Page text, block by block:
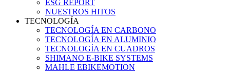
ESG REPORT
NUESTROS HITOS
TECNOLOGÍA
TECNOLOGÍA EN CARBONO
TECNOLOGÍA EN ALUMINIO
TECNOLOGÍA EN CUADROS
SHIMANO E-BIKE SYSTEMS
MAHLE EBIKEMOTION